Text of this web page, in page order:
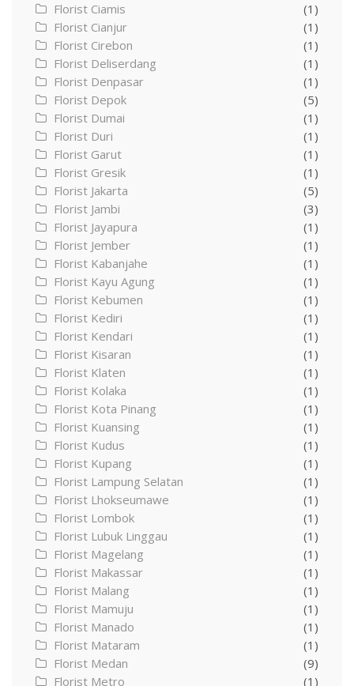
Florist Ciamis
(1)
Florist Cianjur
(1)
Florist Cirebon
(1)
Florist Deliserdang
(1)
Florist Denpasar
(1)
Florist Depok
(5)
Florist Dumai
(1)
Florist Duri
(1)
Florist Garut
(1)
Florist Gresik
(1)
Florist Jakarta
(5)
Florist Jambi
(3)
Florist Jayapura
(1)
Florist Jember
(1)
Florist Kabanjahe
(1)
Florist Kayu Agung
(1)
Florist Kebumen
(1)
Florist Kediri
(1)
Florist Kendari
(1)
Florist Kisaran
(1)
Florist Klaten
(1)
Florist Kolaka
(1)
Florist Kota Pinang
(1)
Florist Kuansing
(1)
Florist Kudus
(1)
Florist Kupang
(1)
Florist Lampung Selatan
(1)
Florist Lhokseumawe
(1)
Florist Lombok
(1)
Florist Lubuk Linggau
(1)
Florist Magelang
(1)
Florist Makassar
(1)
Florist Malang
(1)
Florist Mamuju
(1)
Florist Manado
(1)
Florist Mataram
(1)
Florist Medan
(9)
Florist Metro
(1)